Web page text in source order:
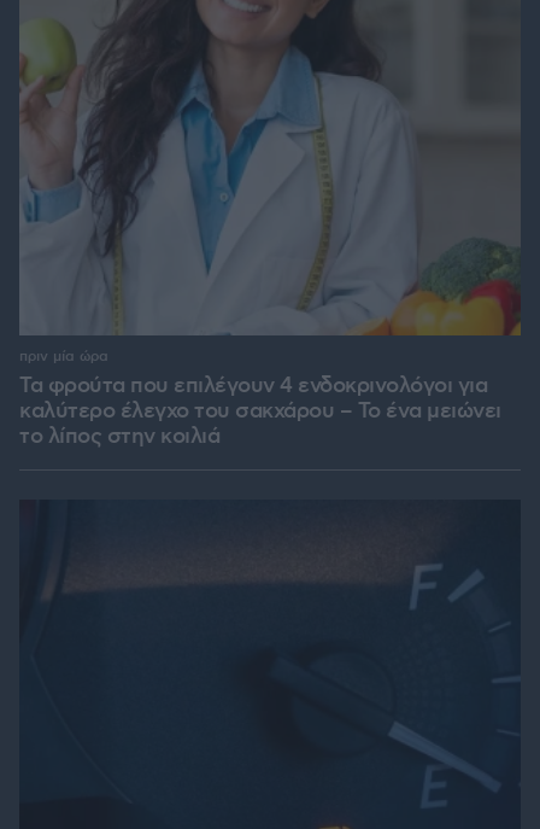
Τα φρούτα που επιλέγουν 4 ενδοκρινολόγοι για
καλύτερο έλεγχο του σακχάρου – Το ένα μειώνει
το λίπος στην κοιλιά
πριν μία ώρα